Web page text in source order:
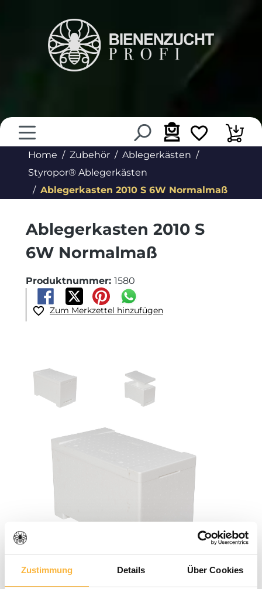
Zustimmung Details Über Cookies
Home Zubehör
Ablegerkästen
Styropor® Ablegerkästen
Ablegerkasten 2010 S 6W Normalmaß
Ablegerkasten 2010 S
6W Normalmaß
Produktnummer: 1580
Zum Merkzettel hinzufügen